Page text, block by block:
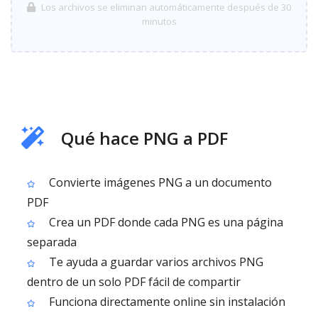
Los archivos se eliminan automáticamente después de 30
minutos
Qué hace PNG a PDF
Convierte imágenes PNG a un documento
PDF
Crea un PDF donde cada PNG es una página
separada
Te ayuda a guardar varios archivos PNG
dentro de un solo PDF fácil de compartir
Funciona directamente online sin instalación